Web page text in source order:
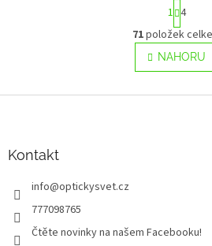
O
v
l
v
S
t
r
á
n
k
v
1 4
71položek
NAHORU
Kontakt
info@optickysvet.cz
777098765
Čtěte novinky na našem Facebooku!